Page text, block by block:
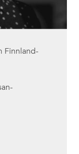
Finnland-